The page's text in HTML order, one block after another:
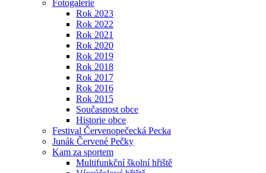
Fotogalerie
Rok 2023
Rok 2022
Rok 2021
Rok 2020
Rok 2019
Rok 2018
Rok 2017
Rok 2016
Rok 2015
Současnost obce
Historie obce
Festival Červenopečecká Pecka
Junák Červené Pečky
Kam za sportem
Multifunkční školní hřiště